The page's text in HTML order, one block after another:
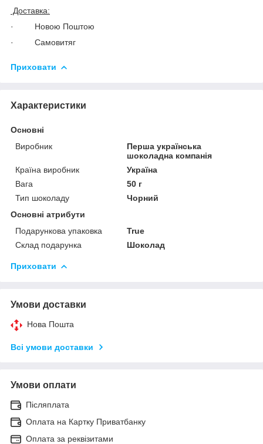
Доставка:
· Новою Поштою
· Самовитяг
Приховати
Характеристики
Основні
Виробник
Перша українська
шоколадна компанія
Країна виробник
Україна
Вага
50 г
Тип шоколаду
Чорний
Основні атрибути
Подарункова упаковка
True
Склад подарунка
Шоколад
Приховати
Умови доставки
Нова Пошта
Всі умови доставки
Умови оплати
Післяплата
Оплата на Картку Приватбанку
Оплата за реквізитами